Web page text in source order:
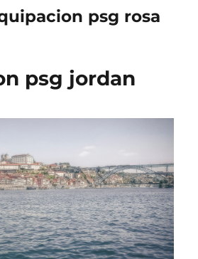
psg rosa
psg jordan